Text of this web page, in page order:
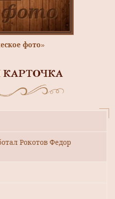
фото»
КАРТОЧКА
Рокотов Федор